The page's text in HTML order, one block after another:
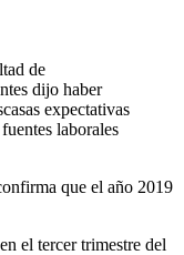
de
dijo haber
expectativas
laborales
que el año 2019
el tercer trimestre del